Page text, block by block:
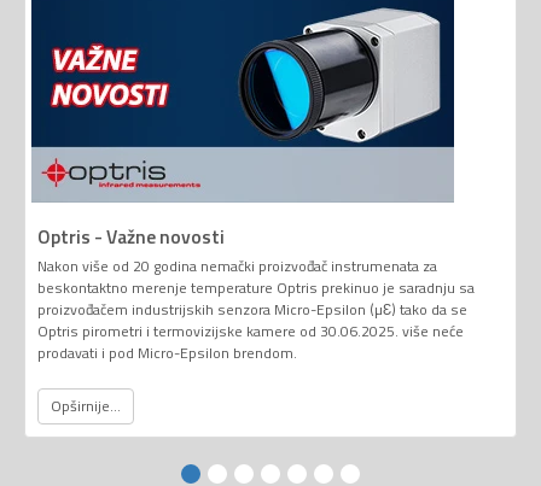
Optris - Važne novosti
Nakon više od 20 godina nemački proizvođač instrumenata za
beskontaktno merenje temperature Optris prekinuo je saradnju sa
proizvođačem industrijskih senzora Micro-Epsilon (µƐ) tako da se
Optris pirometri i termovizijske kamere od 30.06.2025. više neće
prodavati i pod Micro-Epsilon brendom.
Opširnije...